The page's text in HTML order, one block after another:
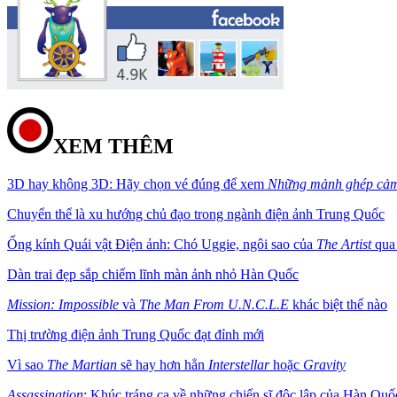
XEM THÊM
3D hay không 3D: Hãy chọn vé đúng để xem Những mảnh ghép
Chuyển thể là xu hướng chủ đạo trong ngành điện ảnh Trung Quốc
Ống kính Quái vật Điện ảnh: Chó Uggie, ngôi sao của The Artistqua
Dàn trai đẹp sắp chiếm lĩnh màn ảnh nhỏ Hàn Quốc
Mission: Impossible và The Man From U.N.C.L.E khác biệt thế nào
Thị trường điện ảnh Trung Quốc đạt đỉnh mới
Vì sao The Martian sẽ hay hơn hẳn Interstellarhoặc Gravity